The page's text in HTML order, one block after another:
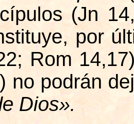
(Jn
por
Rom
no podrán
Dios».